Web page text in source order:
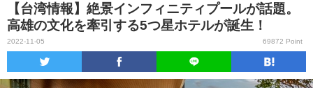
【台湾情報】絶景インフィニティプールが話題。
高雄の文化を牽引する5つ星ホテルが誕生！
2022-11-05 69872 Point